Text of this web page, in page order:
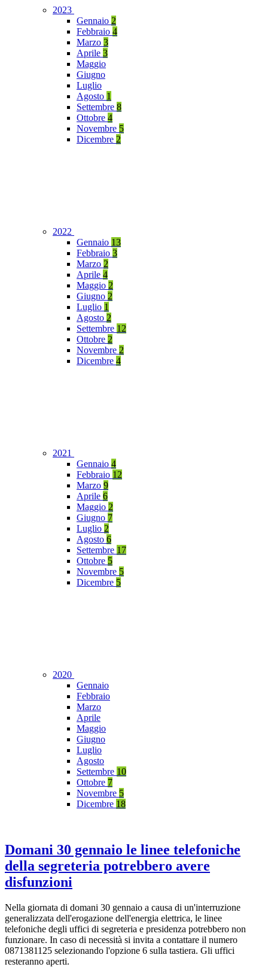
2023
Gennaio 2
Febbraio 4
Marzo 3
Aprile 3
Maggio
Giugno
Luglio
Agosto 1
Settembre 8
Ottobre 4
Novembre 5
Dicembre 2
2022
Gennaio 13
Febbraio 3
Marzo 2
Aprile 4
Maggio 2
Giugno 2
Luglio 1
Agosto 2
Settembre 12
Ottobre 2
Novembre 2
Dicembre 4
2021
Gennaio 4
Febbraio 12
Marzo 9
Aprile 6
Maggio 2
Giugno 7
Luglio 2
Agosto 6
Settembre 17
Ottobre 5
Novembre 5
Dicembre 5
2020
Gennaio
Febbraio
Marzo
Aprile
Maggio
Giugno
Luglio
Agosto
Settembre 10
Ottobre 7
Novembre 5
Dicembre 18
Domani 30 gennaio le linee telefoniche
della segreteria potrebbero avere
disfunzioni
Nella giornata di domani 30 gennaio a causa di un'interruzione
generalizzata dell'erogazione dell'energia elettrica, le linee
telefoniche degli uffici di segreteria e presidenza potrebbero non
funzionare. In caso di necessità si invita a contattare il numero
0871381125 selezionando l'opzione 6 sulla tastiera. Gli uffici
resteranno aperti.